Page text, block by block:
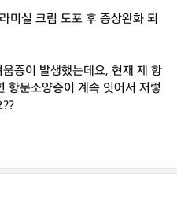
미실 크림 도포 후 증상완화 되
증이 발생했는데요, 현재 제 항
항문소양증이 계속 잇어서 저렇